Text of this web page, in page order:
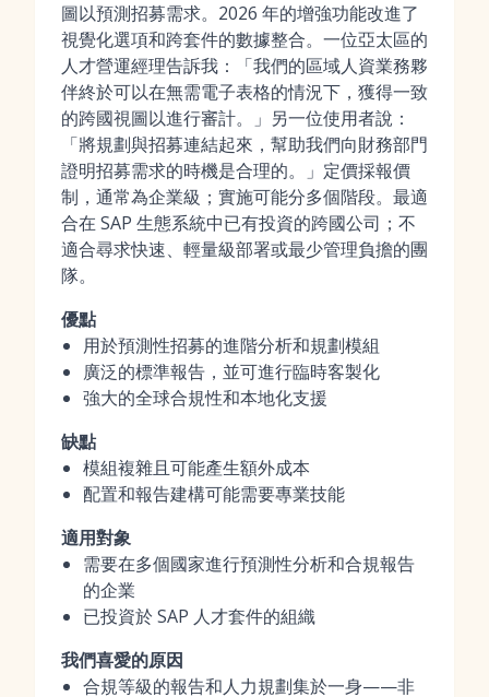
圖以預測招募需求。2026 年的增強功能改進了
視覺化選項和跨套件的數據整合。一位亞太區的
人才營運經理告訴我：「我們的區域人資業務夥
伴終於可以在無需電子表格的情況下，獲得一致
的跨國視圖以進行審計。」另一位使用者說：
「將規劃與招募連結起來，幫助我們向財務部門
證明招募需求的時機是合理的。」定價採報價
制，通常為企業級；實施可能分多個階段。最適
合在 SAP 生態系統中已有投資的跨國公司；不
適合尋求快速、輕量級部署或最少管理負擔的團
隊。
優點
用於預測性招募的進階分析和規劃模組
廣泛的標準報告，並可進行臨時客製化
強大的全球合規性和本地化支援
缺點
模組複雜且可能產生額外成本
配置和報告建構可能需要專業技能
適用對象
需要在多個國家進行預測性分析和合規報告
的企業
已投資於 SAP 人才套件的組織
我們喜愛的原因
合規等級的報告和人力規劃集於一身——非